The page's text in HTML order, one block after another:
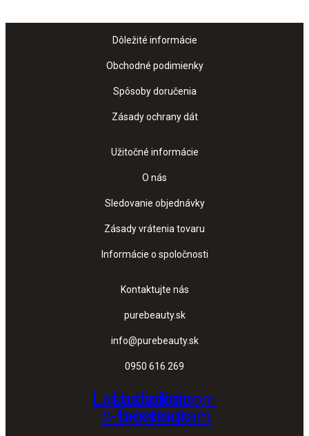
Dôležité informácie
Obchodné podimienky
Spôsoby doručenia
Zásady ochrany dát
Užitočné informácie
O nás
Sledovanie objednávky
Zásady vrátenia tovaru
Informácie o spoločnosti
Kontaktujte nás
purebeauty.sk
info@purebeauty.sk
0950 616 269
Lastudioicon-
b-facebook
Lastudioicon-
b-instagram